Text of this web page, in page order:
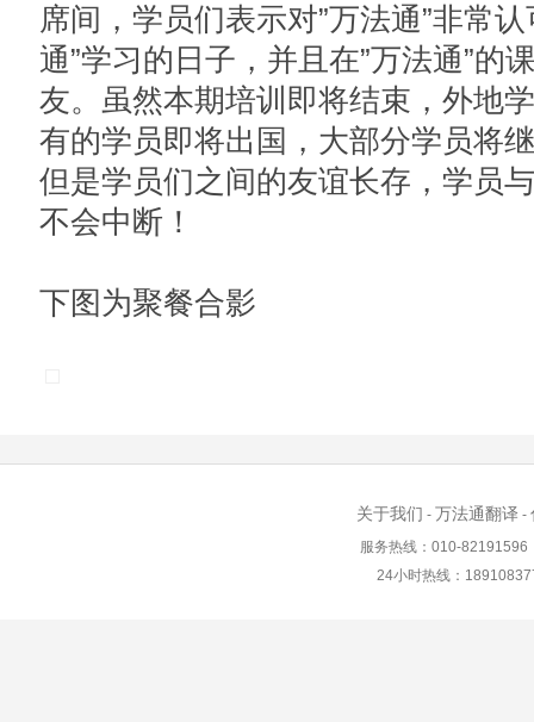
席间，学员们表示对”万法通”非常
通”学习的日子，并且在”万法通”的
友。虽然本期培训即将结束，外地
有的学员即将出国，大部分学员将
但是学员们之间的友谊长存，学员
不会中断！
下图为聚餐合影
关于我们 - 万法通翻译 -
服务热线：010-
24小时热线：